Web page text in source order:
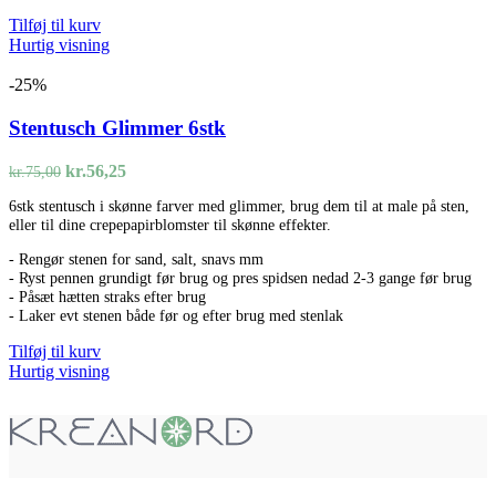
Tilføj til kurv
Hurtig visning
-25%
Stentusch Glimmer 6stk
kr.75,00 Den
pris
var:
kr.75,00.
kr.56,25Den
pris
er:
kr.56,25.
6stk stentusch i skønne farver med glimmer, brug dem til at male på sten,
eller til dine crepepapirblomster til skønne effekter.
- Rengør stenen for sand, salt, snavs mm
- Ryst pennen grundigt før brug og pres spidsen nedad 2-3 gange før brug
- Påsæt hætten straks efter brug
- Laker evt stenen både før og efter brug med stenlak
Tilføj til kurv
Hurtig visning